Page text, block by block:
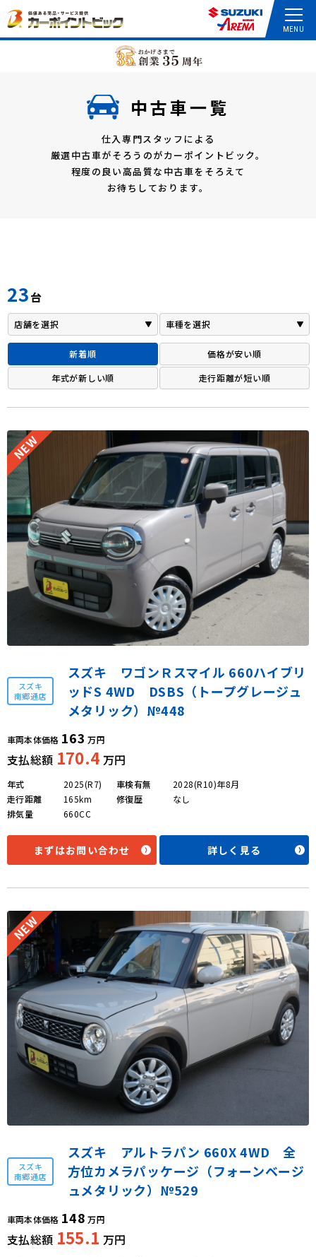
中古車一覧
仕入専門スタッフによる
厳選中古車がそろうのがカーポイントビック。
程度の良い高品質な中古車をそろえて
お待ちしております。
23台
新着順
価格が安い順
年式が新しい順
走行距離が短い順
スズキ
南郷通店
スズキ ワゴンＲスマイル 660ハイブリ
ッドS 4WD DSBS（トープグレージュ
メタリック）№448
車両本体価格 163 万円
支払総額 170.4 万円
年式
2025(R7)
走行距離
165km
排気量
660CC
車検有無
2028(R10)年8月
修復歴
なし
まずはお問い合わせ 詳しく見る
スズキ
南郷通店
スズキ アルトラパン 660X 4WD 全
方位カメラパッケージ（フォーンベージ
ュメタリック）№529
車両本体価格 148 万円
支払総額 155.1 万円